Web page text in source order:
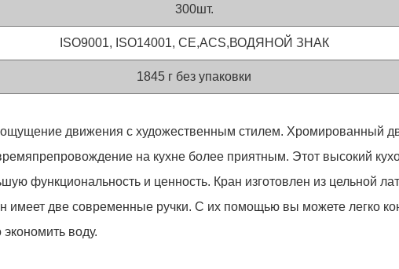
300шт.
ISO9001, ISO14001, CE,ACS,ВОДЯНОЙ ЗНАК
1845 г без упаковки
ощущение движения с художественным стилем. Хромированный
на кухне более приятным. Этот высокий
функциональность и ценность. Кран изготовлен из цельной
имеет две современные ручки. С их помощью вы можете легко
воду.